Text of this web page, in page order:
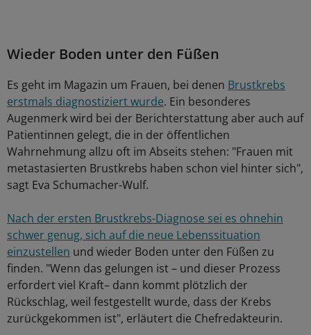
Wieder Boden unter den Füßen
Es geht im Magazin um Frauen, bei denen Brustkrebs
erstmals diagnostiziert wurde. Ein besonderes
Augenmerk wird bei der Berichterstattung aber auch auf
Patientinnen gelegt, die in der öffentlichen
Wahrnehmung allzu oft im Abseits stehen: "Frauen mit
metastasierten Brustkrebs haben schon viel hinter sich",
sagt Eva Schumacher-Wulf.
Nach der ersten Brustkrebs-Diagnose sei es ohnehin
schwer genug, sich auf die neue Lebenssituation
einzustellen und wieder Boden unter den Füßen zu
finden. "Wenn das gelungen ist – und dieser Prozess
erfordert viel Kraft– dann kommt plötzlich der
Rückschlag, weil festgestellt wurde, dass der Krebs
zurückgekommen ist", erläutert die Chefredakteurin.